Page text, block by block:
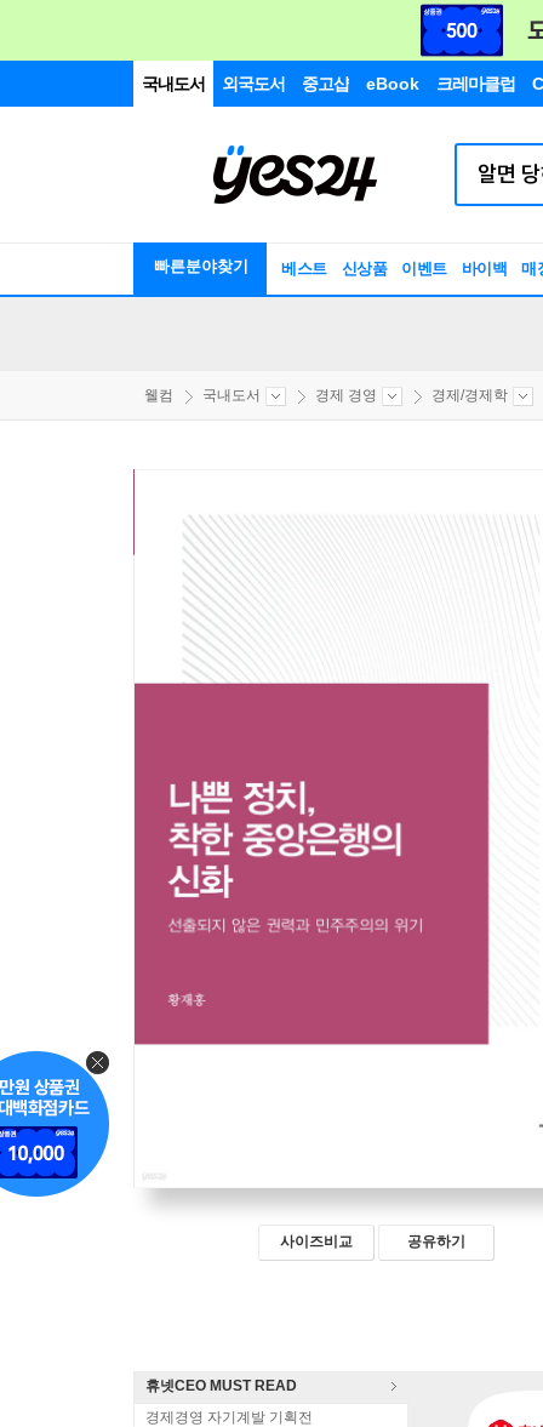
국내도서 외국도서 중고샵 eBook 크레마클럽
빠른분야찾기 베스트 신상품 이벤트 바이백 매
웰컴 국내도서 경제 경영 경제/경제학
사이즈비교 공유하기
휴넷CEO MUST READ
경제경영 자기계발 기획전